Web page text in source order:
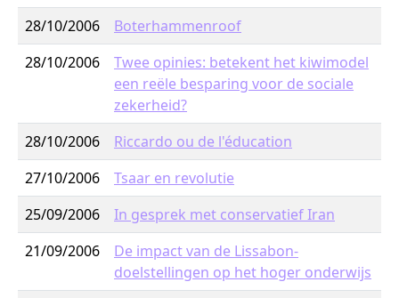
28/10/2006
Boterhammenroof
28/10/2006
Twee opinies: betekent het kiwimodel
een reële besparing voor de sociale
zekerheid?
28/10/2006
Riccardo ou de l'éducation
27/10/2006
Tsaar en revolutie
25/09/2006
In gesprek met conservatief Iran
21/09/2006
De impact van de Lissabon-
doelstellingen op het hoger onderwijs